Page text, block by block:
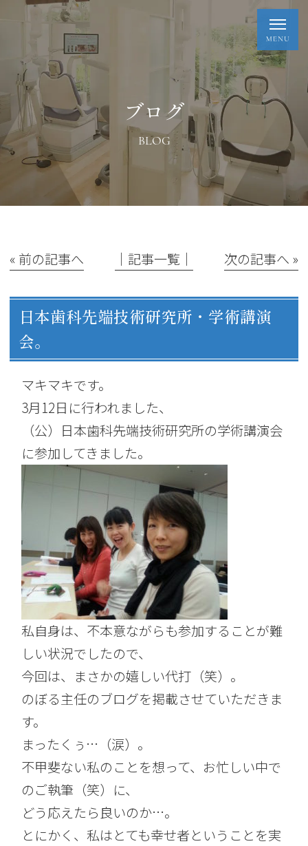
ブログ
BLOG
« 前の記事へ │記事一覧│ 次の記事へ »
日本歯科先端技術研究所・学術講演
会。
マキマキです。
3月12日に行われました、
（公）日本歯科先端技術研究所の学術講演会
に参加してきました。
私自身は、不本意ながらも参加することが難
しい状況でしたので、
今回は、まさかの嬉しい代打（笑）。
のぼる主任のブログを掲載させていただきま
す。
まったくぅ…（涙）。
不甲斐ない私のことを想って、お忙しい中で
のご執筆（笑）に、
どう応えたら良いのか…。
とにかく、私はとても幸せ者ということを実